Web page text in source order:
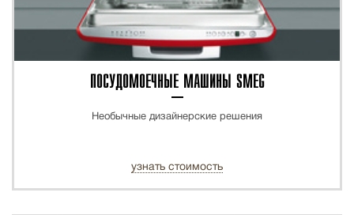
ПОСУДОМОЕЧНЫЕ МАШИНЫ SMEG
Необычные дизайнерские решения
узнать стоимость